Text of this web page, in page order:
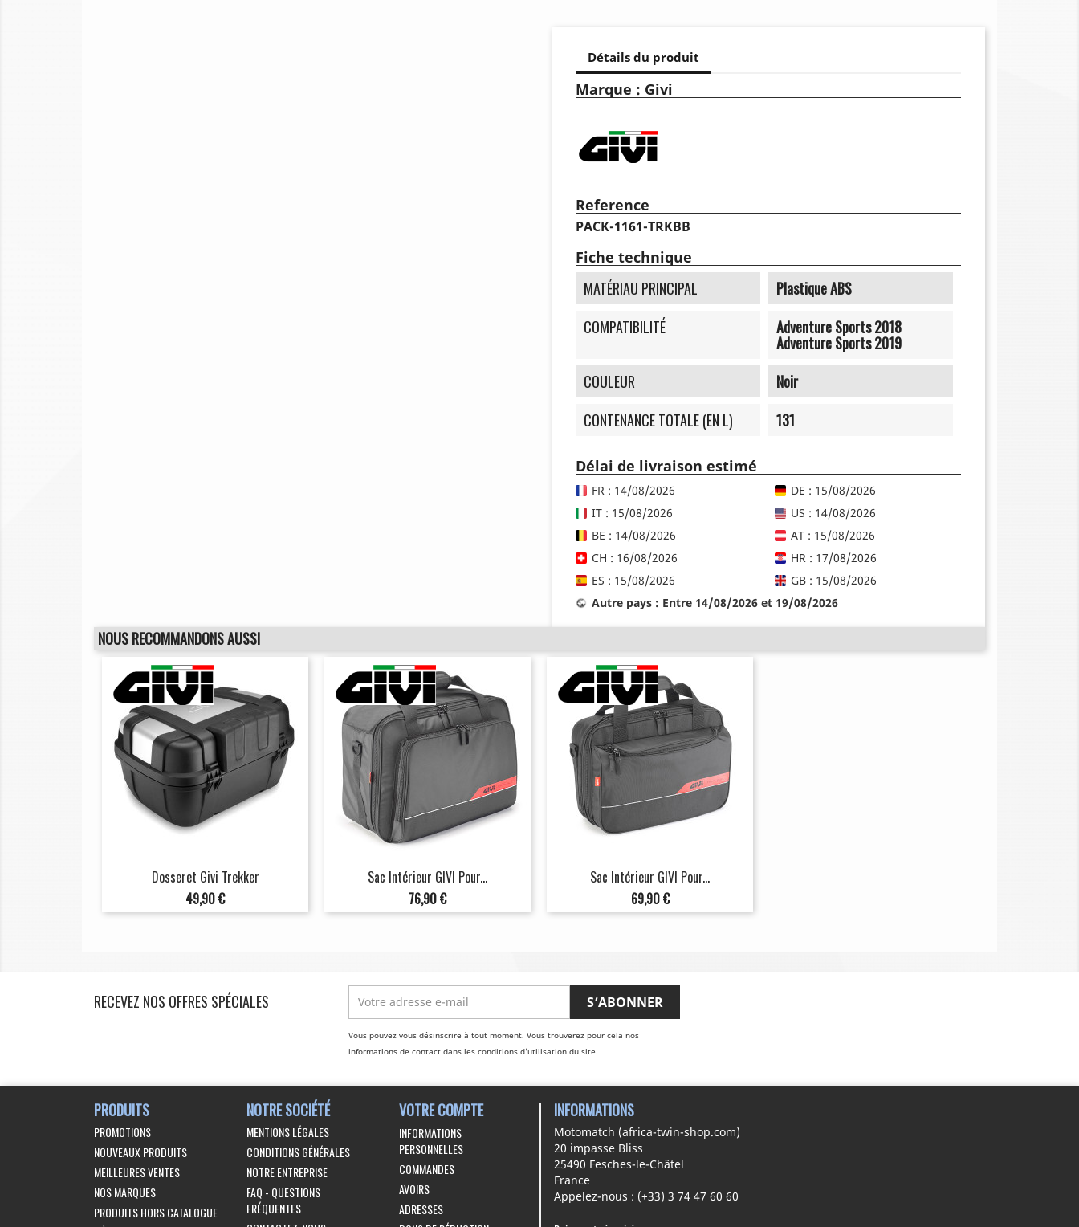
Détails du produit
Marque : Givi
Reference
PACK-1161-TRKBB
Fiche technique
MATÉRIAU PRINCIPAL
Plastique ABS
COMPATIBILITÉ
Adventure Sports 2018
Adventure Sports 2019
COULEUR
Noir
CONTENANCE TOTALE (EN L)
131
Délai de livraison estimé
FR : 14/08/2026
DE : 15/08/2026
IT : 15/08/2026
US : 14/08/2026
BE : 14/08/2026
AT : 15/08/2026
CH : 16/08/2026
HR : 17/08/2026
ES : 15/08/2026
GB : 15/08/2026
Autre pays : Entre 14/08/2026 et 19/08/2026
NOUS RECOMMANDONS AUSSI
Dosseret Givi Trekker
Prix
49,90 €
Sac Intérieur GIVI Pour...
Prix
76,90 €
Sac Intérieur GIVI Pour...
Prix
69,90 €
RECEVEZ NOS OFFRES SPÉCIALES
Vous pouvez vous désinscrire à tout moment. Vous trouverez pour cela nos
informations de contact dans les conditions d'utilisation du site.
PRODUITS
PROMOTIONS
NOUVEAUX PRODUITS
MEILLEURES VENTES
NOS MARQUES
PRODUITS HORS CATALOGUE
NOTRE SOCIÉTÉ
MENTIONS LÉGALES
CONDITIONS GÉNÉRALES
NOTRE ENTREPRISE
FAQ - QUESTIONS
FRÉQUENTES
VOTRE COMPTE
INFORMATIONS
PERSONNELLES
COMMANDES
AVOIRS
ADRESSES
INFORMATIONS
Motomatch (africa-twin-shop.com)
20 impasse Bliss
25490 Fesches-le-Châtel
France
Appelez-nous : (+33) 3 74 47 60 60